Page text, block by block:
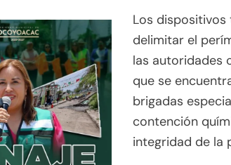
Los
delimitar el
las autoridades
que se
brigadas
contención
integridad de la